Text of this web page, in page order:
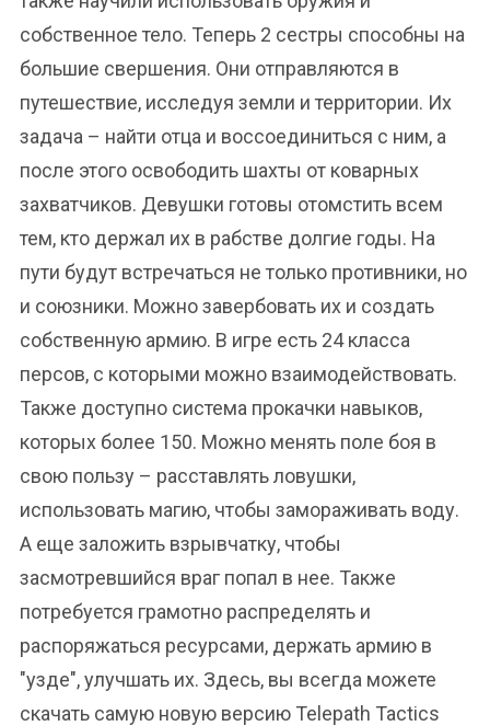
собственное тело. Теперь 2 сестры способны на
большие свершения. Они отправляются в
путешествие, исследуя земли и территории. Их
задача – найти отца и воссоединиться с ним, а
после этого освободить шахты от коварных
захватчиков. Девушки готовы отомстить всем
тем, кто держал их в рабстве долгие годы. На
пути будут встречаться не только противники, но
и союзники. Можно завербовать их и создать
собственную армию. В игре есть 24 класса
персов, с которыми можно взаимодействовать.
Также доступно система прокачки навыков,
которых более 150. Можно менять поле боя в
свою пользу – расставлять ловушки,
использовать магию, чтобы замораживать воду.
А еще заложить взрывчатку, чтобы
засмотревшийся враг попал в нее. Также
потребуется грамотно распределять и
распоряжаться ресурсами, держать армию в
"узде", улучшать их. Здесь, вы всегда можете
скачать самую новую версию Telepath Tactics